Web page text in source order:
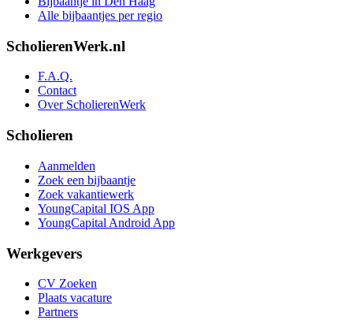
Alle bijbaantjes per regio
ScholierenWerk.nl
F.A.Q.
Contact
Over ScholierenWerk
Scholieren
Aanmelden
Zoek een bijbaantje
Zoek vakantiewerk
YoungCapital IOS App
YoungCapital Android App
Werkgevers
CV Zoeken
Plaats vacature
Partners